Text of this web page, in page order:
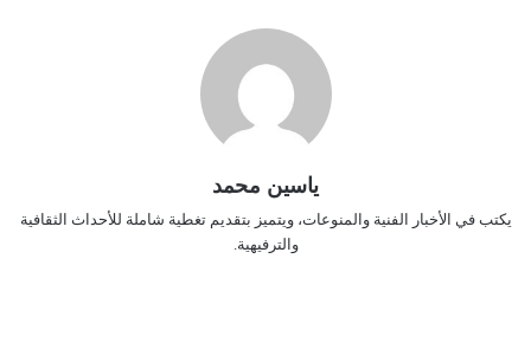
ياسين محمد
يكتب في الأخبار الفنية والمنوعات، ويتميز بتقديم تغطية شاملة للأحداث الثقافية
والترفيهية.